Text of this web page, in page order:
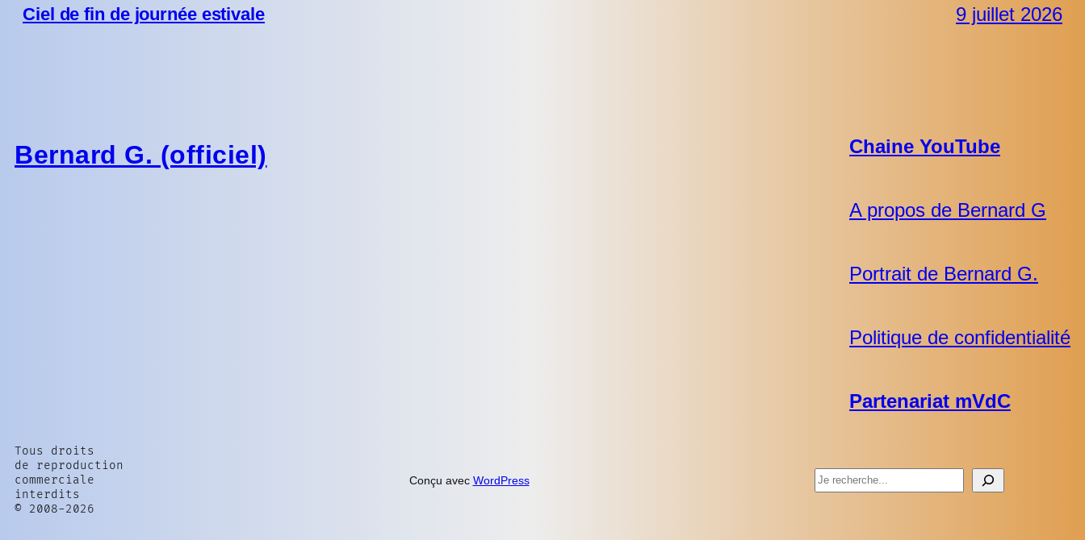
Ciel de fin de journée estivale 9 juillet 2026
Bernard G. (officiel) Chaine YouTube
A propos de Bernard G
Portrait de Bernard G.
Politique de confidentialité
Partenariat mVdC
Tous droits
de reproduction
commerciale
interdits
© 2008-2026
Conçu avec WordPress Rechercher